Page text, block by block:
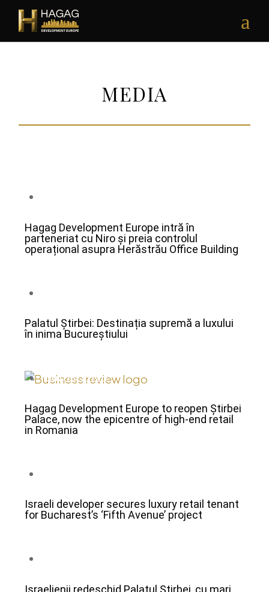
MEDIA
Hagag Development Europe intră în
parteneriat cu Niro și preia controlul
operațional asupra Herăstrău Office Building
Palatul Știrbei: Destinația supremă a luxului
în inima Bucureștiului
06/03/2025
Hagag Development Europe to reopen Știrbei
Palace, now the epicentre of high-end retail
in Romania
Israeli developer secures luxury retail tenant
for Bucharest’s ‘Fifth Avenue’ project
Israelienii redeschid Palatul Știrbei, cu mari